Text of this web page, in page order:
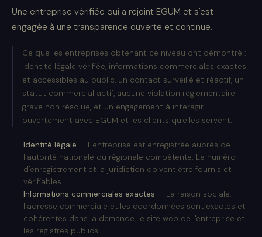
Une entreprise vérifiée qui a rejoint EGUM et s'est
engagée à une transparence ouverte et continue.
Ce que les entreprises obtenant ce niveau ont démontré :
identité légale vérifiée, informations commerciales exactes
et accessibles au public, un contact surveillé et réactif, un
statut commercial actif, aucune violation réglementaire
grave non résolue, et un engagement à interagir
ouvertement avec EGUM et les clients qu'elles servent.
Identité légale — L'entreprise est enregistrée auprès de
l'autorité nationale ou régionale compétente. Le numéro
d'enregistrement et la juridiction doivent être fournis et
vérifiables.
Informations commerciales exactes — La raison sociale,
l'adresse commerciale et les coordonnées sont exactes et
cohérentes dans la demande, le site web de l'entreprise et
les registres publics.